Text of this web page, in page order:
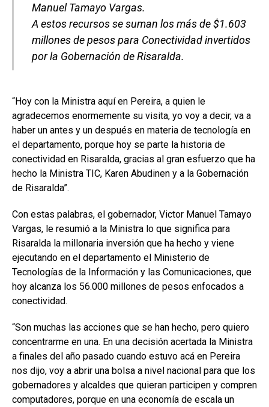
Manuel Tamayo Vargas.
A estos recursos se suman los más de $1.603
millones de pesos para Conectividad invertidos
por la Gobernación de Risaralda.
“Hoy con la Ministra aquí en Pereira, a quien le
agradecemos enormemente su visita, yo voy a decir, va a
haber un antes y un después en materia de tecnología en
el departamento, porque hoy se parte la historia de
conectividad en Risaralda, gracias al gran esfuerzo que ha
hecho la Ministra TIC, Karen Abudinen y a la Gobernación
de Risaralda”.
Con estas palabras, el gobernador, Victor Manuel Tamayo
Vargas, le resumió a la Ministra lo que significa para
Risaralda la millonaria inversión que ha hecho y viene
ejecutando en el departamento el Ministerio de
Tecnologías de la Información y las Comunicaciones, que
hoy alcanza los 56.000 millones de pesos enfocados a
conectividad.
“Son muchas las acciones que se han hecho, pero quiero
concentrarme en una. En una decisión acertada la Ministra
a finales del año pasado cuando estuvo acá en Pereira
nos dijo, voy a abrir una bolsa a nivel nacional para que los
gobernadores y alcaldes que quieran participen y compren
computadores, porque en una economía de escala un